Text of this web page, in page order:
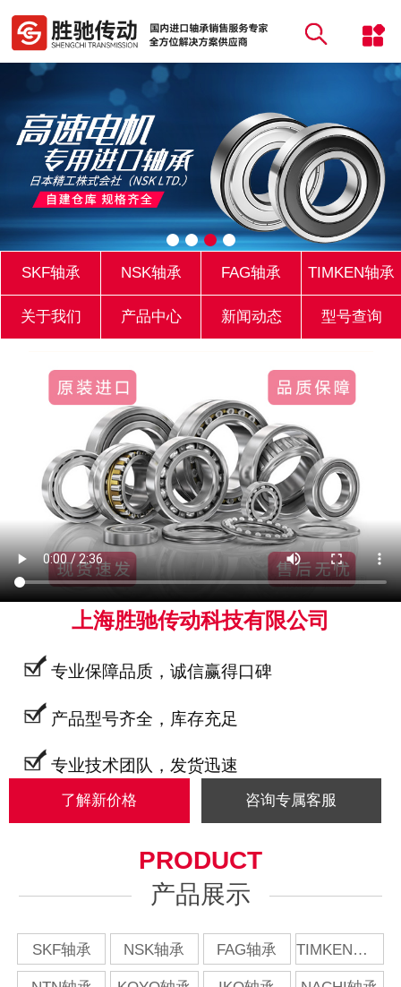
SKF轴承 NSK轴承 FAG轴承 TIMKEN轴承
关于我们 产品中心 新闻动态 型号查询
上海胜驰传动科技有限公司
专业保障品质，诚信赢得口碑
产品型号齐全，库存充足
专业技术团队，发货迅速
了解新价格 咨询专属客服
PRODUCT
产品展示
SKF轴承 NSK轴承 FAG轴承 TIMKEN轴承